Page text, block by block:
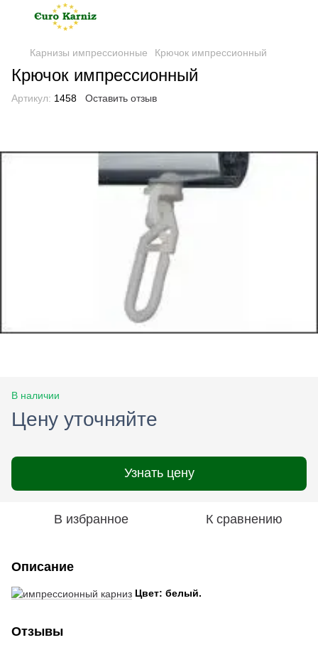
Карнизы импрессионные Крючок импрессионный
Крючок импрессионный
Артикул: 1458 Оставить отзыв
В наличии
Цену уточняйте
Узнать цену
В избранное К сравнению
Описание
Цвет: белый.
Отзывы